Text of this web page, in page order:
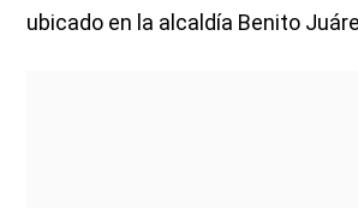
ubicado en la alcaldía Benito